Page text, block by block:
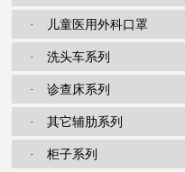
· 儿童医用外科口罩
· 洗头车系列
· 诊查床系列
· 其它辅肋系列
· 柜子系列